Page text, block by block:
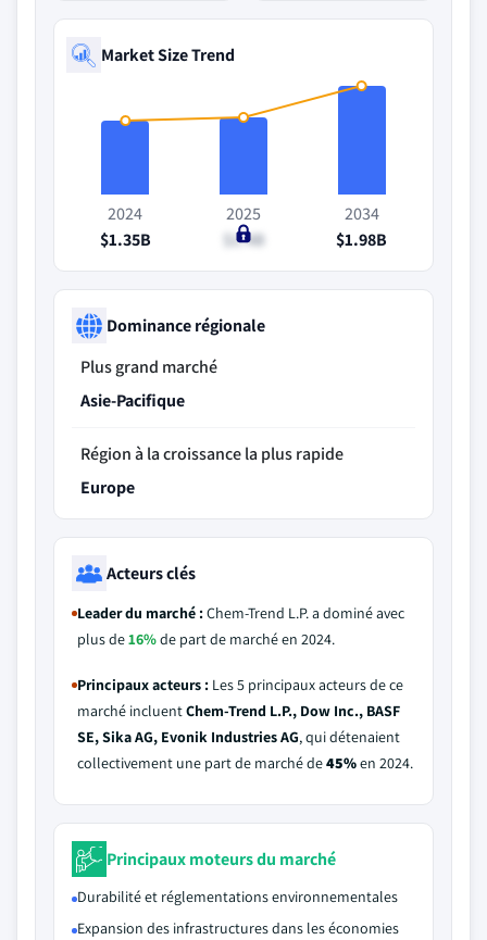
Market Size Trend
2024
$1.35B
2025
$1.4B
2034
$1.98B
Dominance régionale
Plus grand marché
Asie-Pacifique
Région à la croissance la plus rapide
Europe
Acteurs clés
Leader du marché :Chem-Trend L.P. a dominé avec
plus de16%de part de marché en 2024.
Principaux acteurs : Les 5 principaux acteurs de ce
marché incluentChem-Trend L.P., Dow Inc., BASF
SE, Sika AG, Evonik Industries AG, qui détenaient
collectivement une part de marché de45%en 2024.
Principaux moteurs du marché
Durabilité et réglementations environnementales
Expansion des infrastructures dans les économies